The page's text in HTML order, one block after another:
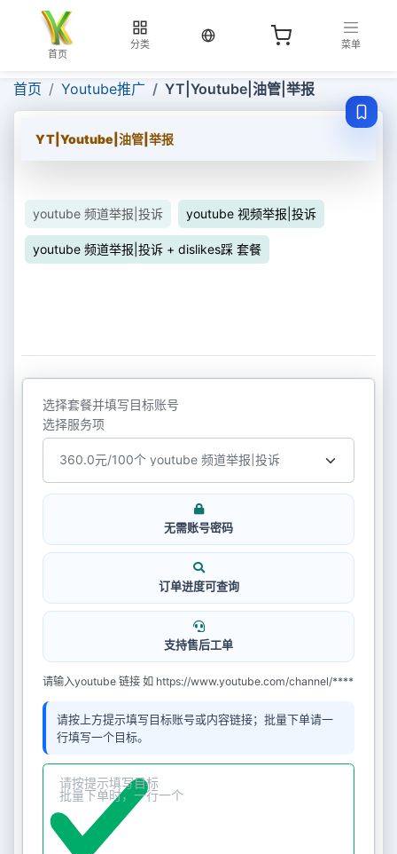
首页
分类
当前语言：中文
菜单
首页 Youtube推广 YT|Youtube|油管|举报
YT|Youtube|油管|举报
youtube 频道举报|投诉 youtube 视频举报|投诉
youtube 频道举报|投诉 + dislikes踩 套餐
选择套餐并填写目标账号
选择服务项
无需账号密码
订单进度可查询
支持售后工单
请输入youtube 链接 如 https://www.youtube.com/channel/****
请按上方提示填写目标账号或内容链接；批量下单请一
行填写一个目标。